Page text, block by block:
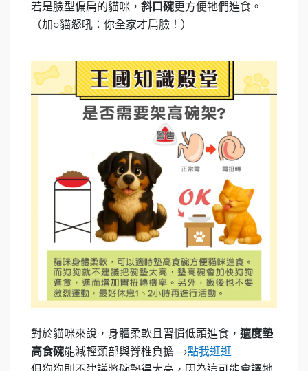
若是臉型偏扁的貓咪， 斜口碗更方便牠們進食。
（加○貓怒吼：你全家才扁臉！）
對於貓咪來說，身體柔軟且習慣低頭進食， 適度墊
高食碗能減輕頸部與脊椎負擔 →點我逛逛